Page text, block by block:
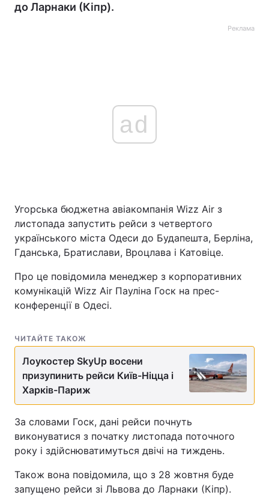
до Ларнаки (Кіпр).
Реклама
ad
Угорська бюджетна авіакомпанія Wizz Air з
листопада запустить рейси з четвертого
українського міста Одеси до Будапешта, Берліна,
Гданська, Братислави, Вроцлава і Катовіце.
Про це повідомила менеджер з корпоративних
комунікацій Wizz Air Пауліна Госк на прес-
конференції в Одесі.
ЧИТАЙТЕ ТАКОЖ
Лоукостер SkyUp восени
призупинить рейси Київ-Ніцца і
Харків-Париж
За словами Госк, дані рейси почнуть
виконуватися з початку листопада поточного
року і здійснюватимуться двічі на тиждень.
Також вона повідомила, що з 28 жовтня буде
запущено рейси зі Львова до Ларнаки (Кіпр).